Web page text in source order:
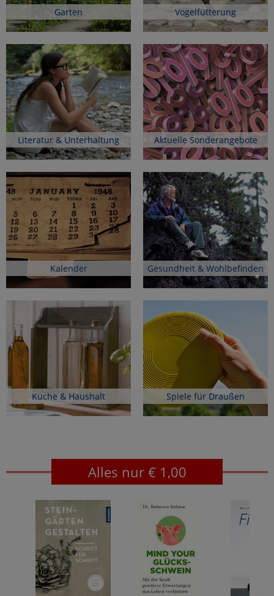
Garten Vogelfütterung
Literatur & Unterhaltung Aktuelle Sonderangebote
Kalender Gesundheit & Wohlbefinden
Küche & Haushalt Spiele für Draußen
Alles nur € 1,00